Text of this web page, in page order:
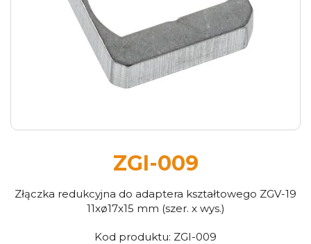
ZGI-009
Złączka redukcyjna do adaptera kształtowego ZGV-19
11xø17x15 mm (szer. x wys.)
Kod produktu: ZGI-009